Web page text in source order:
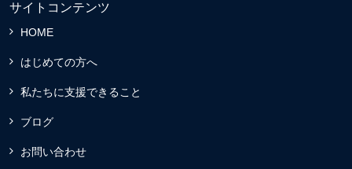
サイトコンテンツ
HOME
はじめての方へ
私たちに支援できること
ブログ
お問い合わせ